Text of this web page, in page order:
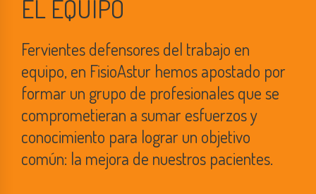
EL EQUIPO
Fervientes defensores del trabajo en
equipo, en FisioAstur hemos apostado por
formar un grupo de profesionales que se
comprometieran a sumar esfuerzos y
conocimiento para lograr un objetivo
común: la mejora de nuestros pacientes.